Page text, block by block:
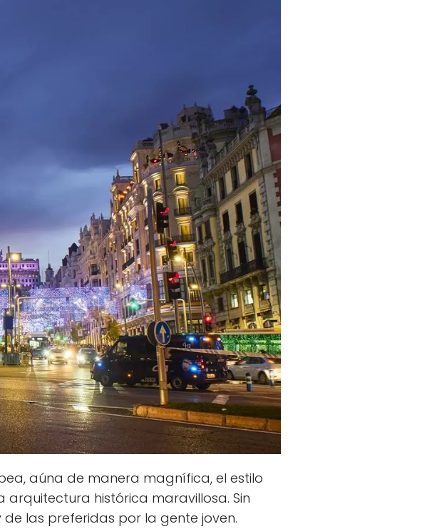
aúna de manera magnífica, el estilo
arquitectura histórica maravillosa. Sin
de las preferidas por la gente joven.